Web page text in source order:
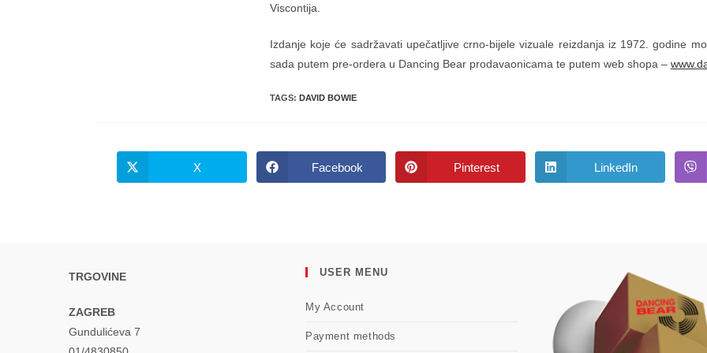
Viscontija.
Izdanje koje će sadržavati upečatljive crno-bijele vizuale reizdanja iz 1972. godine
sada putem pre-ordera u Dancing Bear prodavaonicama te putem web shopa –
TAGS: DAVID BOWIE
Opens
in
X
Opens
in
Facebook
Opens
in
Pinterest
Opens
in
LinkedIn
TRGOVINE
ZAGREB
Gundulićeva 7
USER MENU
My Account
Payment methods